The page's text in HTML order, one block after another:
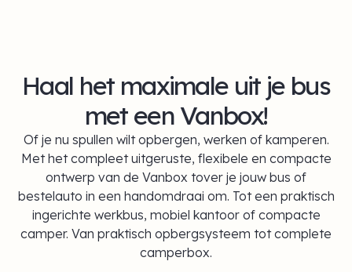
Haal het maximale uit je bus
met een Vanbox!
Of je nu spullen wilt opbergen, werken of kamperen.
Met het compleet uitgeruste, flexibele en compacte
ontwerp van de Vanbox tover je jouw bus of
bestelauto in een handomdraai om. Tot een praktisch
ingerichte werkbus, mobiel kantoor of compacte
camper. Van praktisch opbergsysteem tot complete
camperbox.